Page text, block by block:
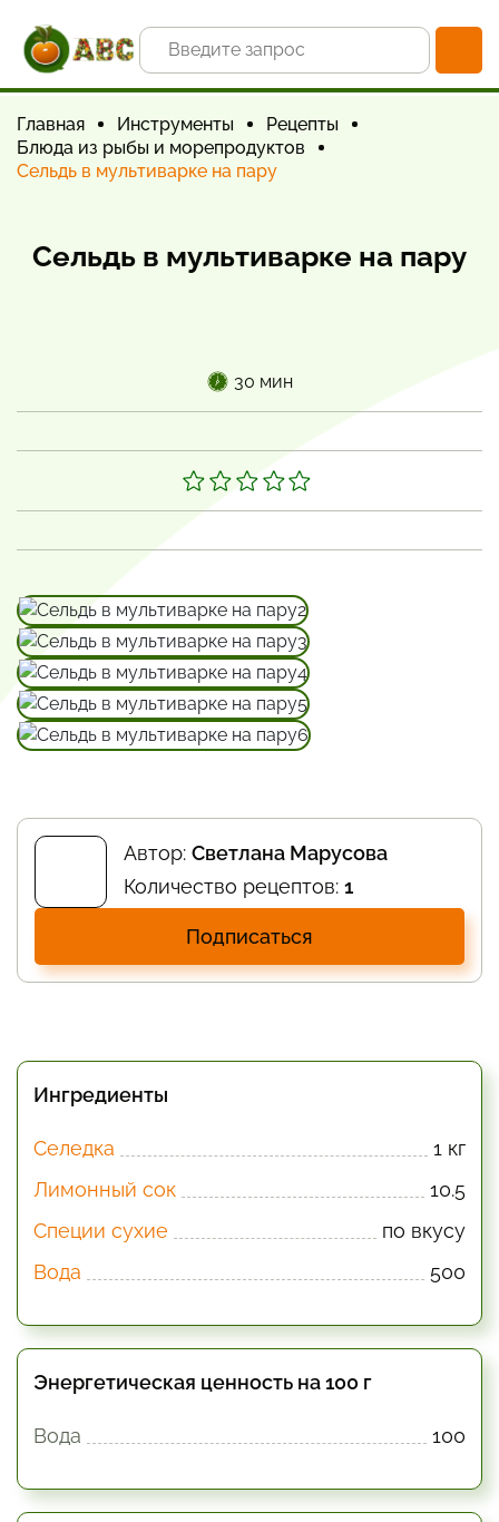
Главная Инструменты
Рецепты
Блюда из рыбы и морепродуктов
Сельдь в мультиварке на пару
Сельдь в мультиварке на пару
30 мин
Автор: Светлана Марусова
Количество рецептов: 1
Подписаться
Ингредиенты
Селедка
1 кг
Лимонный сок
10.5
Специи сухие
по вкусу
Вода
500
Энергетическая ценность на 100 г
Вода 100